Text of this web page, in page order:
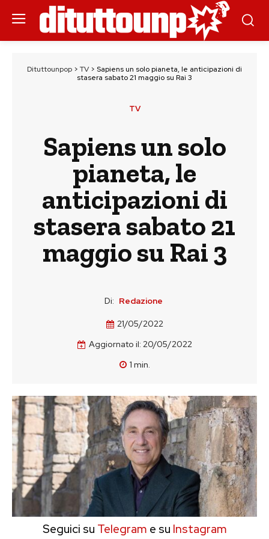
Dituttounpop > TV > Sapiens un solo pianeta, le anticipazioni di
stasera sabato 21 maggio su Rai 3
TV
Sapiens un solo
pianeta, le
anticipazioni di
stasera sabato 21
maggio su Rai 3
Di: Redazione
21/05/2022
Aggiornato il: 20/05/2022
1 min.
Seguici su Telegram e su Instagram